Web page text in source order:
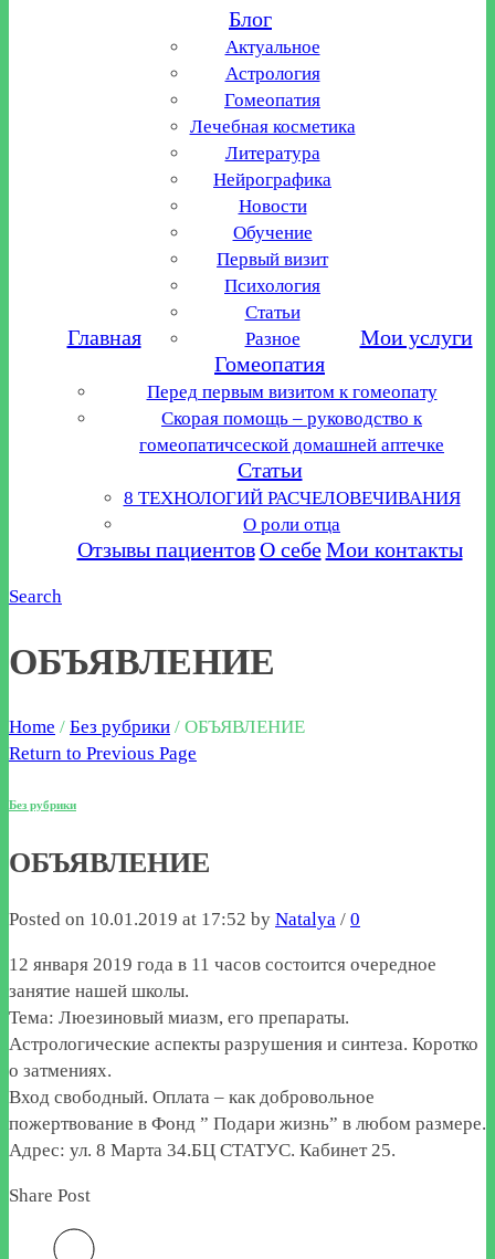
Главная
Блог
Актуальное
Астрология
Гомеопатия
Лечебная косметика
Литература
Нейрографика
Новости
Обучение
Первый визит
Психология
Статьи
Разное
Мои услуги
Гомеопатия
Перед первым визитом к гомеопату
Скорая помощь – руководство к
гомеопатичсеской домашней аптечке
Статьи
8 ТЕХНОЛОГИЙ РАСЧЕЛОВЕЧИВАНИЯ
О роли отца
Отзывы пациентов О себе Мои контакты
Search
ОБЪЯВЛЕНИЕ
Home / Без рубрики / ОБЪЯВЛЕНИЕ
Return to Previous Page
Без рубрики
ОБЪЯВЛЕНИЕ
Posted on 10.01.2019 at 17:52 by Natalya / 0
12 января 2019 года в 11 часов состоится очередное
занятие нашей школы.
Тема: Люезиновый миазм, его препараты.
Астрологические аспекты разрушения и синтеза. Коротко
о затмениях.
Вход свободный. Оплата – как добровольное
пожертвование в Фонд ” Подари жизнь” в любом размере.
Адрес: ул. 8 Марта 34.БЦ СТАТУС. Кабинет 25.
Share Post